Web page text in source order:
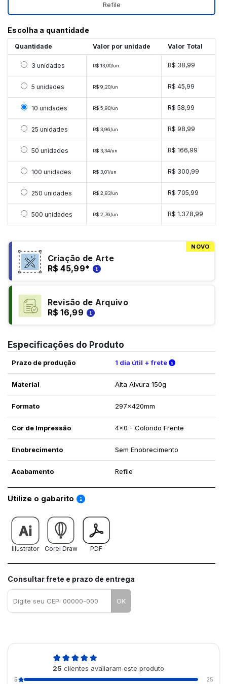
Refile
Escolha a quantidade
Quantidade Valor por unidade Valor Total
Selecionar 3 unidades
3 unidades R$ 13,00/un R$ 38,99
Selecionar 5 unidades
5 unidades R$ 9,20/un R$ 45,99
Selecionar 10 unidades
10 unidades R$ 5,90/un R$ 58,99
Selecionar 25 unidades
25 unidades R$ 3,96/un R$ 98,99
Selecionar 50 unidades
50 unidades R$ 3,34/un R$ 166,99
Selecionar 100 unidades
100 unidades R$ 3,01/un R$ 300,99
Selecionar 250 unidades
250 unidades R$ 2,83/un R$ 705,99
Selecionar 500 unidades
500 unidades R$ 2,76/un R$ 1.378,99
NOVO
Criação de Arte
R$ 45,99*
Revisão de Arquivo
R$ 16,99
Especificações do Produto
Prazo de produção 1 dia útil + frete Verifique as
Material Alta Alvura 150g
Formato 297x420mm
Cor de Impressão 4x0 - Colorido Frente
Enobrecimento Sem Enobrecimento
Acabamento Refile
Utilize o gabarito Saiba como utilizar os nossos gabaritos
Illustrator Corel Draw PDF
Consultar frete e prazo de entrega
OK
25 clientes avaliaram este produto
5 25